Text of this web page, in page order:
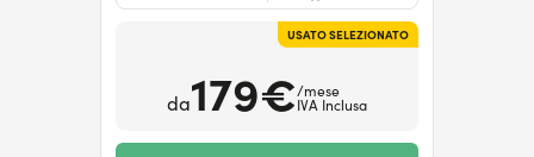
USATO SELEZIONATO
da179€/mese
IVA Inclusa